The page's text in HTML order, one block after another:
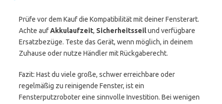
Prüfe vor dem Kauf die Kompatibilität mit deiner Fensterart.
Achte aufAkkulaufzeit, Sicherheitsseilund verfügbare
Ersatzbezüge. Teste das Gerät, wenn möglich, in deinem
Zuhause oder nutze Händler mit Rückgaberecht.
Fazit: Hast du viele große, schwer erreichbare oder
regelmäßig zu reinigende Fenster, ist ein
Fensterputzroboter eine sinnvolle Investition. Bei wenigen